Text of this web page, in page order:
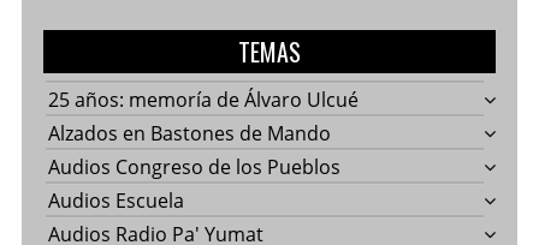
TEMAS
25 años: memoría de Álvaro Ulcué
Alzados en Bastones de Mando
Audios Congreso de los Pueblos
Audios Escuela
Audios Radio Pa' Yumat